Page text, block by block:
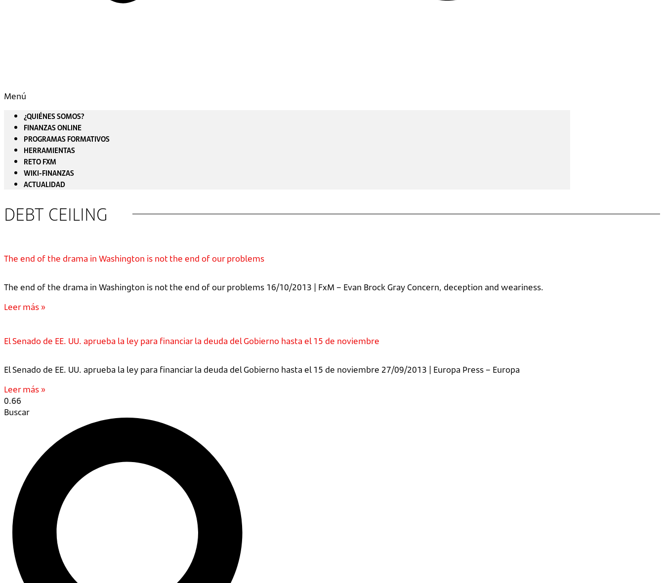
Menú
¿QUIÉNES SOMOS?
FINANZAS ONLINE
PROGRAMAS FORMATIVOS
HERRAMIENTAS
RETO FXM
WIKI-FINANZAS
ACTUALIDAD
DEBT CEILING
The end of the drama in Washington is not the end of our problems
The end of the drama in Washington is not the end of our problems 16/10/2013 | FxM – Evan Brock Gray Concern, deception and weariness.
Leer más »
El Senado de EE. UU. aprueba la ley para financiar la deuda del Gobierno hasta el 15 de noviembre
El Senado de EE. UU. aprueba la ley para financiar la deuda del Gobierno hasta el 15 de noviembre 27/09/2013 | Europa Press – Europa
Leer más »
Buscar